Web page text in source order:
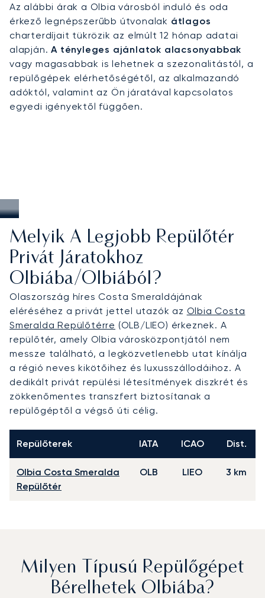
biztonság, az integritás és az ügyfélközpontú
szolgáltatás iránt. Az igényes utazók bizalmát
élvezve átlátható és rugalmas bérlési
megoldásokat kínálunk. Szardínia főszezonjában,
különösen augusztusban, amikor Porto Cervo
regattáknak és luxusrendezvényeknek ad
otthont, szakértelmünk zökkenőmentes eljutást
biztosít Olbiába – még a legforgalmasabb
Az alábbi árak a Olbia városból induló és oda
érkező legnépszerűbb útvonalak átlagos
charterdíjait tükrözik az elmúlt 12 hónap adatai
alapján.A tényleges ajánlatok alacsonyabbak
vagy magasabbak is lehetnek a szezonalitástól, a
repülőgépek elérhetőségétől, az alkalmazandó
adóktól, valamint az Ön járatával kapcsolatos
egyedi igényektől függően.
Melyik A Legjobb Repülőtér
Privát Járatokhoz
Olbiába/Olbiából?
Olaszország híres Costa Smeraldájának
eléréséhez a privát jettel utazók az Olbia Costa
Smeralda Repülőtérre (OLB/LIEO) érkeznek. A
repülőtér, amely Olbia városközpontjától nem
messze található, a legközvetlenebb utat kínálja
a régió neves kikötőihez és luxusszállodáihoz. A
dedikált privát repülési létesítmények diszkrét és
zökkenőmentes transzfert biztosítanak a
repülőgéptől a végső úti célig.
Repülőterek IATA ICAO Dist.
Olbia Costa Smeralda
Repülőtér
OLB LIEO 3 km
Milyen Típusú Repülőgépet
Bérelhetek Olbiába?